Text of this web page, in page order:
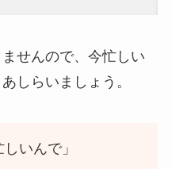
せんので、今忙しい
しらいましょう。
いんで」